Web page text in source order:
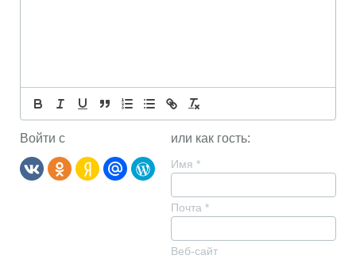
Войти с или как гость:
Имя *
Почта *
Веб-сайт